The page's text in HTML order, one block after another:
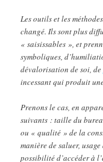
Les outils et les
changé. Ils sont plus
« saisissables », et
symboliques,
dévalorisation de soi, de
incessant qui produit
Prenons le cas, en
suivants : taille du
ou « qualité » de la
manière de saluer,
possibilité d’accéder à